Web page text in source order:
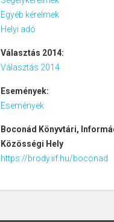
Egyéb kérelmek
Helyi adó
Választás 2014:
Választás 2014
Események:
Események
Boconád Könyvtári,
Közösségi Hely
https://brody.iif.hu/boconad